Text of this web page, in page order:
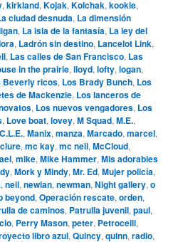
, kirkland, Kojak, Kolchak, kookie,
ciudad desnuda, La dimensión
, La isla de la fantasía, La ley del
, Ladrón sin destino, Lancelot Link,
, Las calles de San Francisco, Las
in the prairie, lloyd, lofty, logan,
Beverly ricos, Los Brady Bunch, Los
de Mackenzie, Los lanceros de
, Los nuevos vengadores, Los
, Love boat, lovey, M Squad, M.E.,
, Manix, manza, Marcado, marcel,
, mc kay, mc neil, McCloud,
, mike, Mike Hammer, Mis adorables
, Mork y Mindy, Mr. Ed, Mujer policía,
, neil, newlan, newman, Night gallery, o
beyond, Operación rescate, orden,
de caminos, Patrulla juvenil, paul,
, Perry Mason, peter, Petrocelli,
libro azul, Quincy, quinn, radio,